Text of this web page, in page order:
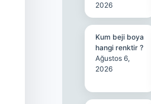
2026
Kum beji boya
hangi renktir ?
Ağustos 6,
2026